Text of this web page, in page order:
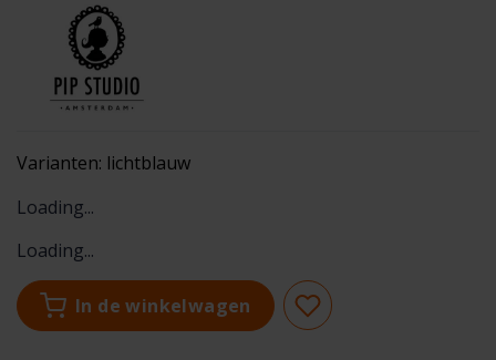
Varianten: lichtblauw
Loading...
Loading...
In de winkelwagen